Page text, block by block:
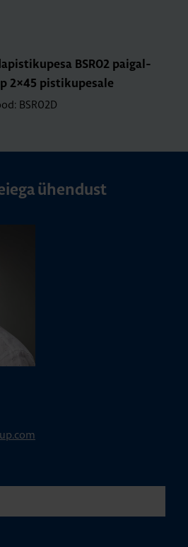
BSR02 pai­gal­
2×45 pis­ti­ku­pe­sale
BSR02D
ühendust